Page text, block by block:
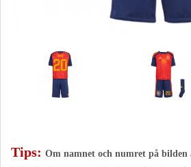
Tips: Om namnet och numret på bilden